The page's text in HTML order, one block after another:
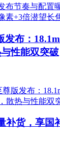
发布：
性能双突破
补货，享国